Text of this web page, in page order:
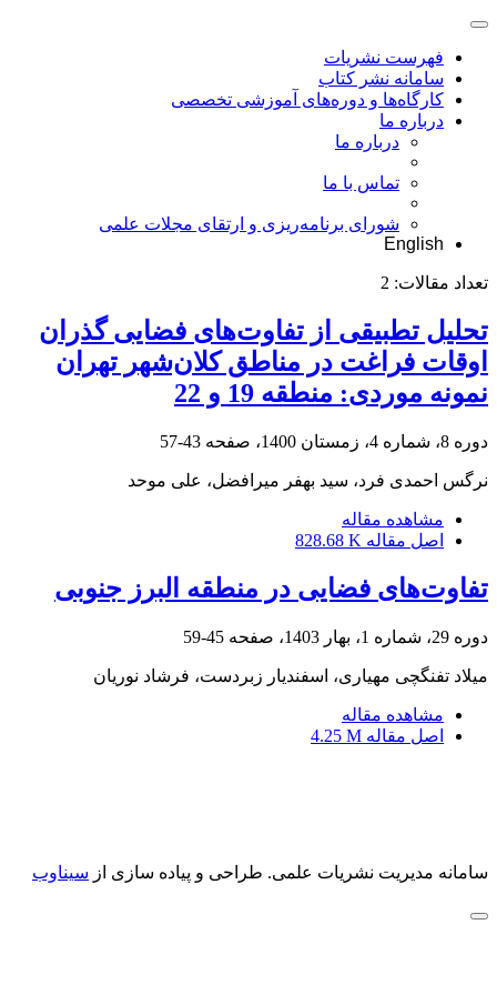
فهرست نشریات
سامانه نشر کتاب
کارگاه‌ها و دوره‌های آموزشی تخصصی
درباره ما
درباره ما
تماس با ما
شورای برنامه‌ریزی و ارتقای مجلات علمی
English
تعداد مقالات: 2
تحلیل تطبیقی از تفاوت‌های فضایی گذران
اوقات فراغت در مناطق کلان‌شهر تهران
نمونه موردی: منطقه 19 و 22
دوره 8، شماره 4، زمستان 1400، صفحه 43-57
نرگس احمدی فرد، سید بهفر میرافضل، علی موحد
مشاهده مقاله
اصل مقاله 828.68 K
تفاوت‌های فضایی در منطقه البرز جنوبی
دوره 29، شماره 1، بهار 1403، صفحه 45-59
میلاد تفنگچی مهیاری، اسفندیار زبردست، فرشاد نوریان
مشاهده مقاله
اصل مقاله 4.25 M
سامانه مدیریت نشریات علمی. طراحی و پیاده سازی از سیناوب